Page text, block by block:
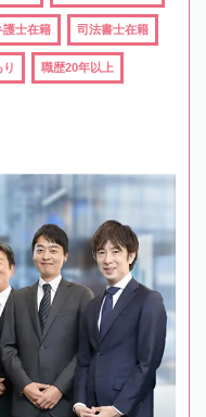
護士在籍 司法書士在籍
職歴20年以上